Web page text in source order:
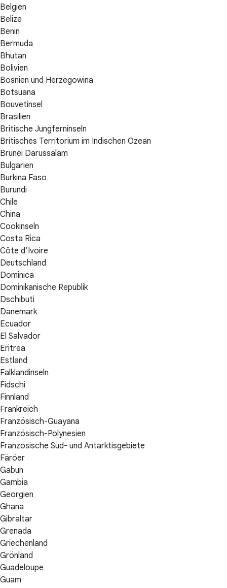
Belgien
Belize
Benin
Bermuda
Bhutan
Bolivien
Bosnien und Herzegowina
Botsuana
Bouvetinsel
Brasilien
Britische Jungferninseln
Britisches Territorium im Indischen Ozean
Brunei Darussalam
Bulgarien
Burkina Faso
Burundi
Chile
China
Cookinseln
Costa Rica
Côte d’Ivoire
Deutschland
Dominica
Dominikanische Republik
Dschibuti
Dänemark
Ecuador
El Salvador
Eritrea
Estland
Falklandinseln
Fidschi
Finnland
Frankreich
Französisch-Guayana
Französisch-Polynesien
Französische Süd- und Antarktisgebiete
Färöer
Gabun
Gambia
Georgien
Ghana
Gibraltar
Grenada
Griechenland
Grönland
Guadeloupe
Guam